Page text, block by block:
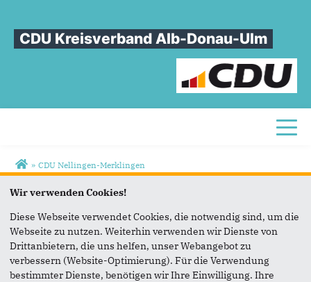
CDU Kreisverband Alb-Donau-Ulm
Sie sind hier
» CDU Nellingen-Merklingen
CDUNellingen-Merklingen
Vorsitzender
Ulrich Scheifele
Wir verwenden Cookies!
Diese Webseite verwendet Cookies, die notwendig sind, um die
Webseite zu nutzen. Weiterhin verwenden wir Dienste von
Drittanbietern, die uns helfen, unser Webangebot zu
verbessern (Website-Optimierung). Für die Verwendung
bestimmter Dienste, benötigen wir Ihre Einwilligung. Ihre